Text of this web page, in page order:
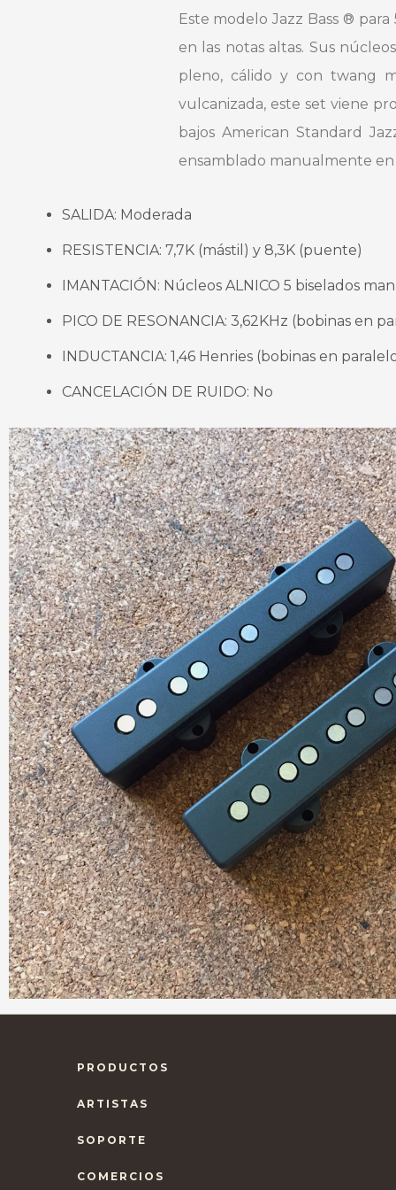
Este modelo Jazz Bass ®
en las notas altas. Sus
pleno, cálido y con twang
vulcanizada, este set viene
bajos American Standard
ensamblado manualmente en
SALIDA: Moderada
RESISTENCIA: 7,7K (mástil) y 8,3K (puente)
IMANTACIÓN: Núcleos ALNICO 5 biselados
PICO DE RESONANCIA: 3,62KHz (bobinas en
INDUCTANCIA: 1,46 Henries (bobinas en
CANCELACIÓN DE RUIDO: No
PRODUCTOS
ARTISTAS
SOPORTE
COMERCIOS